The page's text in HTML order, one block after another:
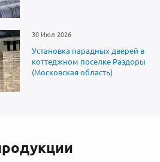
30 Июл 2026
Установка парадных дверей в
коттеджном поселке Раздоры
(Московская область)